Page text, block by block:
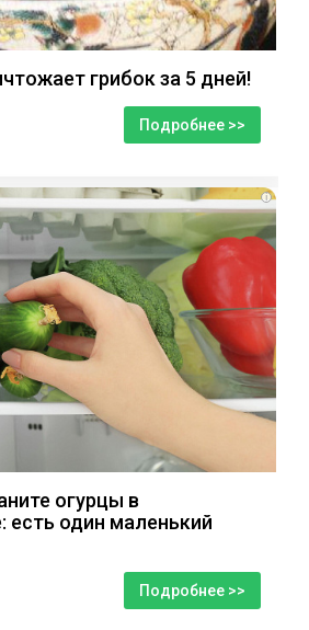
грибок за 5 дней!
Подробнее >>
i
огурцы в
есть один маленький
Подробнее >>